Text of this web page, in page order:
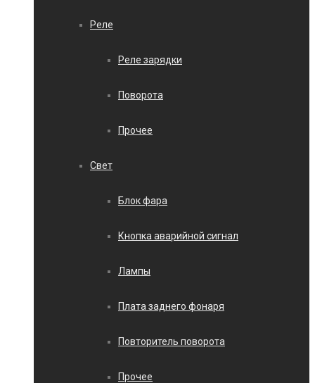
Реле
Реле зарядки
Поворота
Прочее
Свет
Блок фара
Кнопка аварийной сигнал
Лампы
Плата заднего фонаря
Повторитель поворота
Прочее